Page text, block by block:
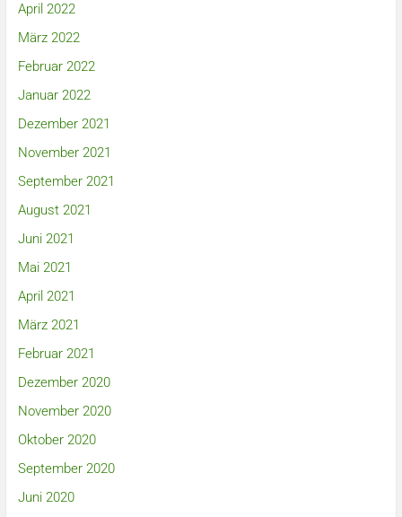
April 2022
März 2022
Februar 2022
Januar 2022
Dezember 2021
November 2021
September 2021
August 2021
Juni 2021
Mai 2021
April 2021
März 2021
Februar 2021
Dezember 2020
November 2020
Oktober 2020
September 2020
Juni 2020